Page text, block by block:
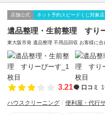
店舗公式 ネット予約スピードくじ対象店
遺品整理・生前整理 すり
東大阪市発 遺品整理 不用品回収 お客様に合
3.21 口コミ
ハウスクリーニング 便利屋・代行